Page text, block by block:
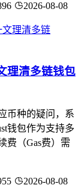
2026-08-08
理清多链钱包
币种的疑问，系
钱包作为支持多
费（Gas费）需
2026-08-08